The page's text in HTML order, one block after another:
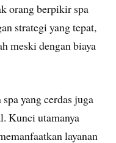
orang berpikir spa
strategi yang tepat,
meski dengan biaya
yang cerdas juga
Kunci utamanya
layanan